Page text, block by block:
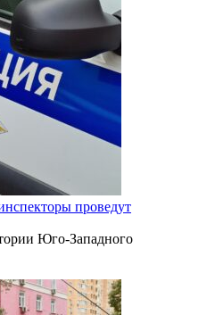
проведут
Юго-Западного